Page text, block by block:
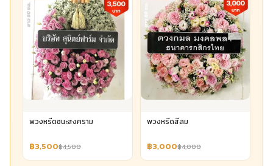
พวงหรีดชนะสงคราม
฿3,500฿4,500
พวงหรีดสีลม
฿3,000฿4,000